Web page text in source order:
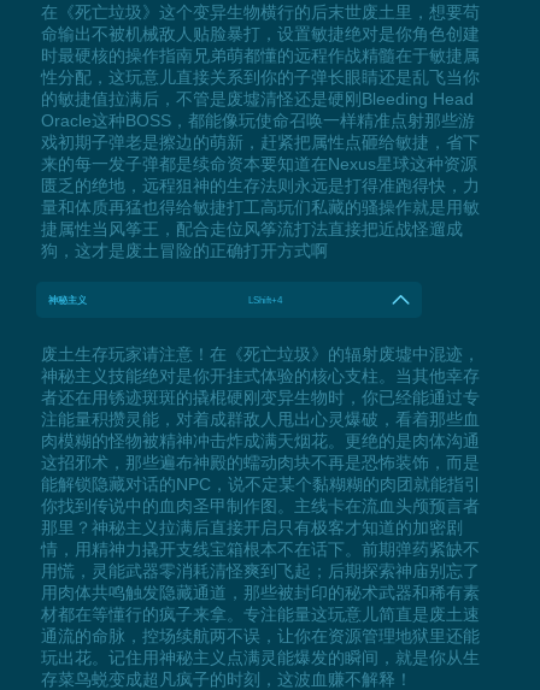
在《死亡垃圾》这个变异生物横行的后末世废土里，想要苟
命输出不被机械敌人贴脸暴打，设置敏捷绝对是你角色创建
时最硬核的操作指南兄弟萌都懂的远程作战精髓在于敏捷属
性分配，这玩意儿直接关系到你的子弹长眼睛还是乱飞当你
的敏捷值拉满后，不管是废墟清怪还是硬刚Bleeding Head
Oracle这种BOSS，都能像玩使命召唤一样精准点射那些游
戏初期子弹老是擦边的萌新，赶紧把属性点砸给敏捷，省下
来的每一发子弹都是续命资本要知道在Nexus星球这种资源
匮乏的绝地，远程狙神的生存法则永远是打得准跑得快，力
量和体质再猛也得给敏捷打工高玩们私藏的骚操作就是用敏
捷属性当风筝王，配合走位风筝流打法直接把近战怪遛成
狗，这才是废土冒险的正确打开方式啊
神秘主义 LShift+4
废土生存玩家请注意！在《死亡垃圾》的辐射废墟中混迹，
神秘主义技能绝对是你开挂式体验的核心支柱。当其他幸存
者还在用锈迹斑斑的撬棍硬刚变异生物时，你已经能通过专
注能量积攒灵能，对着成群敌人甩出心灵爆破，看着那些血
肉模糊的怪物被精神冲击炸成满天烟花。更绝的是肉体沟通
这招邪术，那些遍布神殿的蠕动肉块不再是恐怖装饰，而是
能解锁隐藏对话的NPC，说不定某个黏糊糊的肉团就能指引
你找到传说中的血肉圣甲制作图。主线卡在流血头颅预言者
那里？神秘主义拉满后直接开启只有极客才知道的加密剧
情，用精神力撬开支线宝箱根本不在话下。前期弹药紧缺不
用慌，灵能武器零消耗清怪爽到飞起；后期探索神庙别忘了
用肉体共鸣触发隐藏通道，那些被封印的秘术武器和稀有素
材都在等懂行的疯子来拿。专注能量这玩意儿简直是废土速
通流的命脉，控场续航两不误，让你在资源管理地狱里还能
玩出花。记住用神秘主义点满灵能爆发的瞬间，就是你从生
存菜鸟蜕变成超凡疯子的时刻，这波血赚不解释！